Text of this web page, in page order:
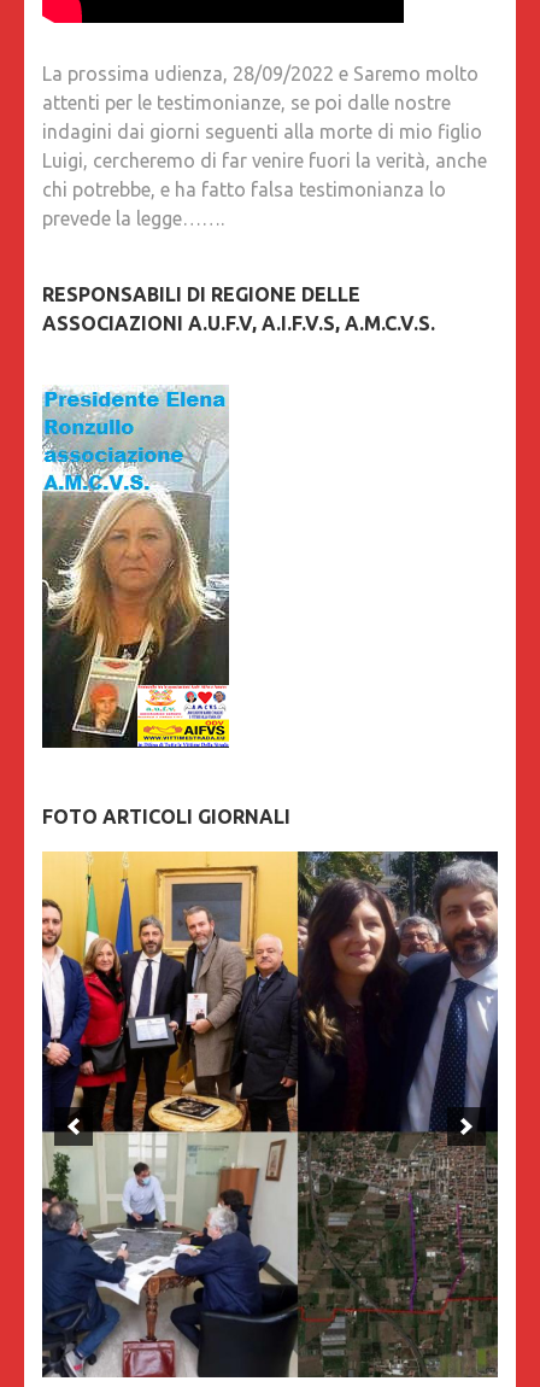
La prossima udienza, 28/09/2022 e Saremo molto
attenti per le testimonianze, se poi dalle nostre
indagini dai giorni seguenti alla morte di mio figlio
Luigi, cercheremo di far venire fuori la verità, anche
chi potrebbe, e ha fatto falsa testimonianza lo
prevede la legge…….
RESPONSABILI DI REGIONE DELLE
ASSOCIAZIONI A.U.F.V, A.I.F.V.S, A.M.C.V.S.
FOTO ARTICOLI GIORNALI